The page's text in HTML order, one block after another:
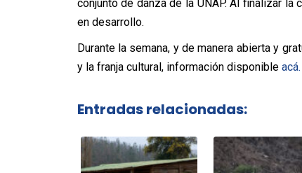
conjunto de danza de la UNAP. Al finalizar
en desarrollo.
Durante la semana, y de manera abierta y
y la franja cultural, información disponible acá.
Entradas relacionadas: